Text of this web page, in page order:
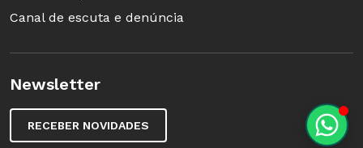
Canal de escuta e denúncia
Newsletter
RECEBER NOVIDADES